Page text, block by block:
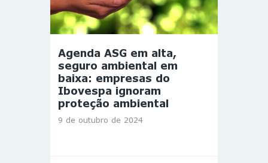
OURO
ST SUMMIT
GESTORAS
HOMEST
HOME
Agenda ASG em alta,
seguro ambiental em
baixa: empresas do
Ibovespa ignoram
proteção ambiental
9 de outubro de 2024